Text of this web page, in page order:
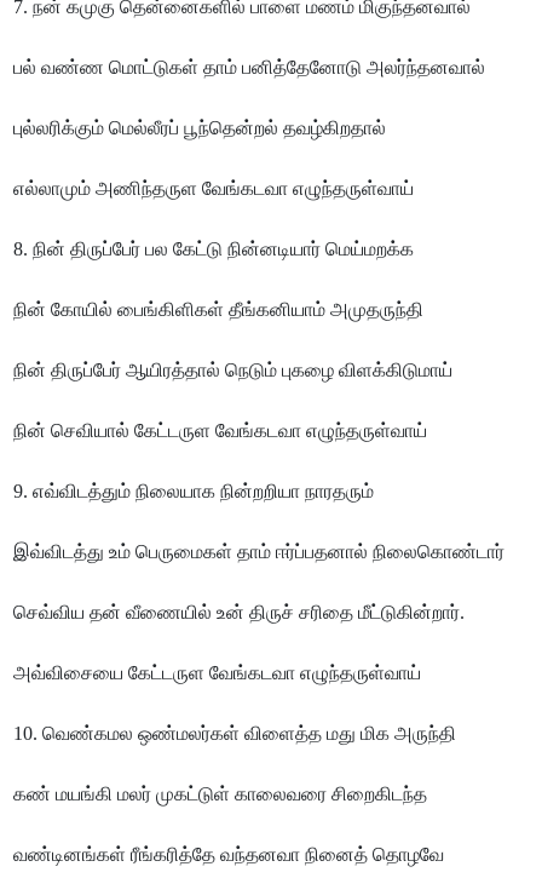
7. நன் கமுகு தென்னைகளில் பாளை மணம் மிகுந்தனவால்
பல் வண்ண மொட்டுகள் தாம் பனித்தேனோடு அலர்ந்தனவால்
புல்லரிக்கும் மெல்லீரப் பூந்தென்றல் தவழ்கிறதால்
எல்லாமும் அணிந்தருள வேங்கடவா எழுந்தருள்வாய்
8. நின் திருப்பேர் பல கேட்டு நின்னடியார் மெய்மறக்க
நின் கோயில் பைங்கிளிகள் தீங்கனியாம் அமுதருந்தி
நின் திருப்பேர் ஆயிரத்தால் நெடும் புகழை விளக்கிடுமாய்
நின் செவியால் கேட்டருள வேங்கடவா எழுந்தருள்வாய்
9. எவ்விடத்தும் நிலையாக நின்றறியா நாரதரும்
இவ்விடத்து உம் பெருமைகள் தாம் ஈர்ப்பதனால் நிலைகொண்டார்
செவ்விய தன் வீணையில் உன் திருச் சரிதை மீட்டுகின்றார்.
அவ்விசையை கேட்டருள வேங்கடவா எழுந்தருள்வாய்
10. வெண்கமல ஒண்மலர்கள் விளைத்த மது மிக அருந்தி
கண் மயங்கி மலர் முகட்டுள் காலைவரை சிறைகிடந்த
வண்டினங்கள் ரீங்கரித்தே வந்தனவா நினைத் தொழவே